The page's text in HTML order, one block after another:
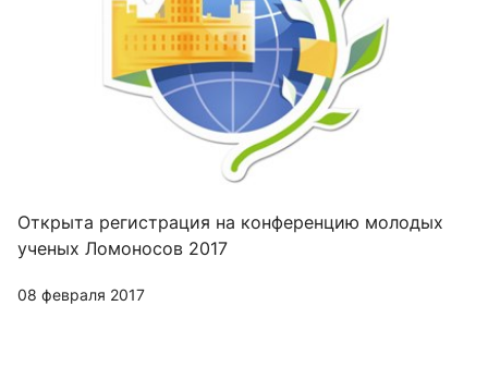
Открыта регистрация на конференцию молодых
ученых Ломоносов 2017
08 февраля 2017